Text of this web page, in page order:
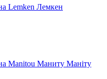
Lemken Лемкен
Manitou Маниту Маніту